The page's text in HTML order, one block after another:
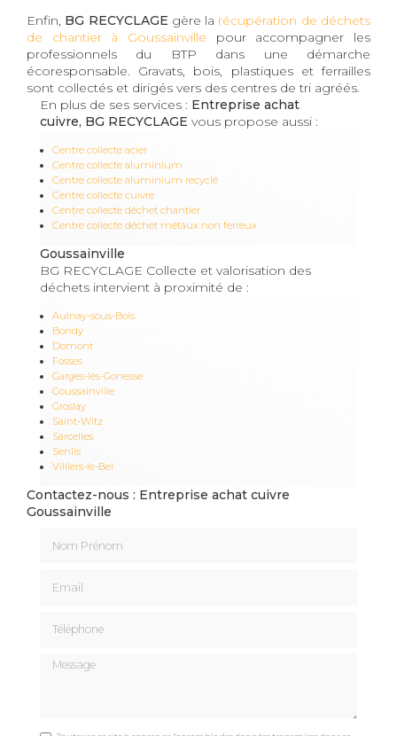
Enfin, BG RECYCLAGE gère la récupération de déchets
de chantier à Goussainville pour accompagner les
professionnels du BTP dans une démarche
écoresponsable. Gravats, bois, plastiques et ferrailles
sont collectés et dirigés vers des centres de tri agréés.
En plus de ses services : Entreprise achat
cuivre, BG RECYCLAGE vous propose aussi :
Centre collecte acier
Centre collecte aluminium
Centre collecte aluminium recyclé
Centre collecte cuivre
Centre collecte déchet chantier
Centre collecte déchet métaux non ferreux
Goussainville
BG RECYCLAGE Collecte et valorisation des
déchets intervient à proximité de :
Aulnay-sous-Bois
Bondy
Domont
Fosses
Garges-lès-Gonesse
Goussainville
Groslay
Saint-Witz
Sarcelles
Senlis
Villiers-le-Bel
Contactez-nous : Entreprise achat cuivre
Goussainville
Message